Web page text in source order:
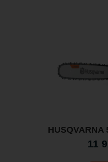
HUSQVARNA
11